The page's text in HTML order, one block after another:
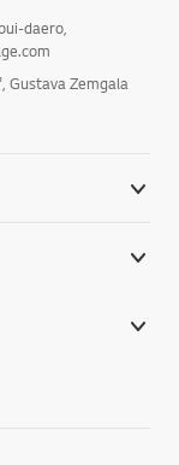
daero,
Gustava Zemgala